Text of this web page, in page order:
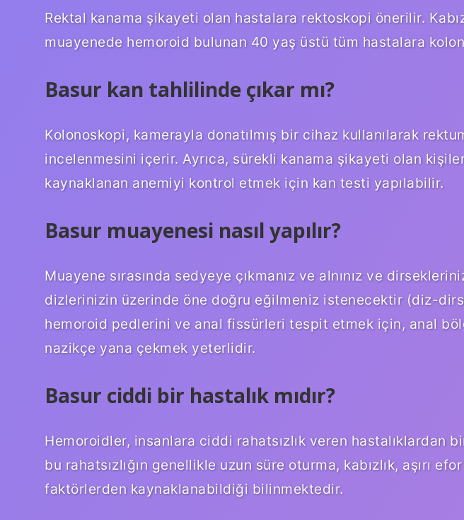
Rektal kanama şikayeti olan hastalara rektoskopi önerilir.
muayenede hemoroid bulunan 40 yaş üstü tüm hastalara
Basur kan tahlilinde çıkar mı?
Kolonoskopi, kamerayla donatılmış bir cihaz kullanılarak
incelenmesini içerir. Ayrıca, sürekli kanama şikayeti olan
kaynaklanan anemiyi kontrol etmek için kan testi yapılabilir.
Basur muayenesi nasıl yapılır?
Muayene sırasında sedyeye çıkmanız ve alnınız ve
dizlerinizin üzerinde öne doğru eğilmeniz istenecektir (diz-
hemoroid pedlerini ve anal fissürleri tespit etmek için, anal
nazikçe yana çekmek yeterlidir.
Basur ciddi bir hastalık mıdır?
Hemoroidler, insanlara ciddi rahatsızlık veren hastalıklardan
bu rahatsızlığın genellikle uzun süre oturma, kabızlık, aşırı
faktörlerden kaynaklanabildiği bilinmektedir.